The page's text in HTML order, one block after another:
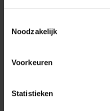
Noodzakelijk
Voorkeuren
Statistieken
hondenrassen en reinigt
zonder de natuurlijke
en glycerine zorgen voor
bescherming zodat je
knuffeldier door de
met de hondenparfum.